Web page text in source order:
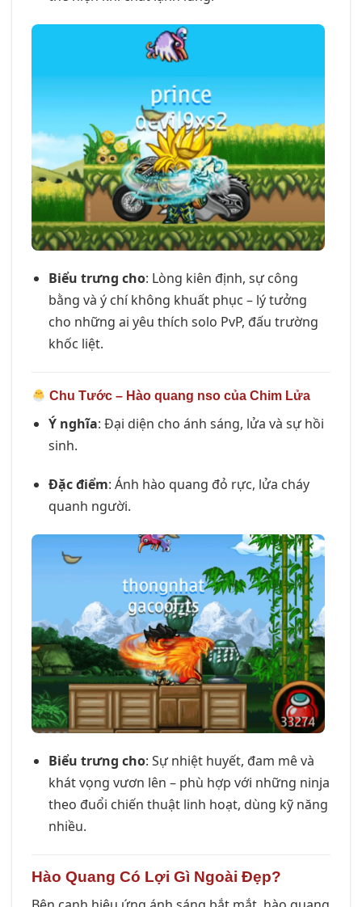
Biểu trưng cho: Lòng kiên định, sự công
bằng và ý chí không khuất phục – lý tưởng
cho những ai yêu thích solo PvP, đấu trường
khốc liệt.
Chu Tước – Hào quang nso của Chim Lửa
Ý nghĩa: Đại diện cho ánh sáng, lửa và sự hồi
sinh.
Đặc điểm: Ánh hào quang đỏ rực, lửa cháy
quanh người.
Biểu trưng cho: Sự nhiệt huyết, đam mê và
khát vọng vươn lên – phù hợp với những ninja
theo đuổi chiến thuật linh hoạt, dùng kỹ năng
nhiều.
Hào Quang Có Lợi Gì Ngoài Đẹp?